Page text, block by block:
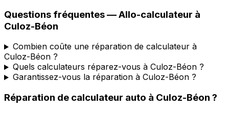
Questions fréquentes —Allo-calculateur à
Culoz-Béon
Combien coûte une réparation de calculateur à
Culoz-Béon ?
Quels calculateurs réparez-vous à Culoz-Béon ?
Garantissez-vous la réparation à Culoz-Béon ?
Réparation de calculateur auto à Culoz-Béon ?